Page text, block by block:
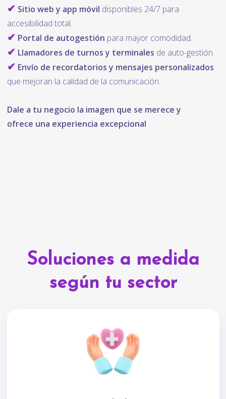
✔ Sitio web y app móvil disponibles 24/7 para
accesibilidad total.
✔ Portal de autogestión para mayor comodidad.
✔ Llamadores de turnos y terminales de auto-gestión.
✔ Envío de recordatorios y mensajes personalizados
que mejoran la calidad de la comunicación.
Dale a tu negocio la imagen que se merece y
ofrece una experiencia excepcional
Soluciones a medida
según tu sector